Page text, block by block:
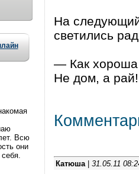
Всю
они
На
светились
— Как хороша
Не дом, а рай!
Катюша 31.05.11